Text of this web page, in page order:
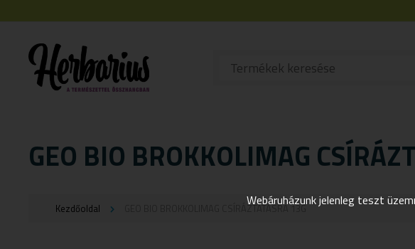
GEO BIO BROKKOLIMAG
Kezdőoldal GEO BIO BROKKOLIMAG CSÍRÁZTATÁSRA 13G
Webáruházunk jelenleg teszt